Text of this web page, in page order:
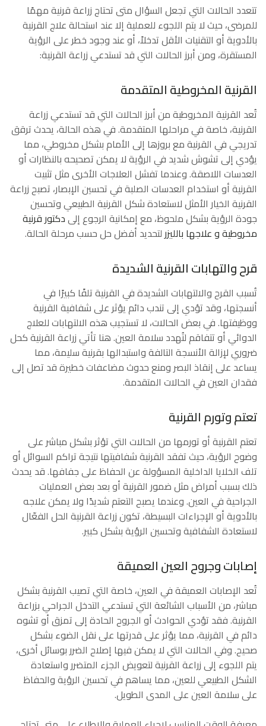
تتعدد الحالات التي تجعل السؤال متى تحتاج زراعة قرنية مهمًا
للمرضى، حيث لا يتم اللجوء للعملية إلا عند استحالة علاج القرنية
بالأدوية أو التقنيات الأقل تدخلاً، أو عند وجود خطر على الرؤية
المستقرة، ومن أبرز الحالات التي قد تستدعي زراعة القرنية:
القرنية المخروطية المتقدمة
تُعد القرنية المخروطية من أبرز الحالات التي قد تستدعي زراعة
القرنية، خاصة في مراحلها المتقدمة. في هذه الحالة، يحدث ترقق
تدريجي في القرنية مع بروزها إلى الأمام بشكل مخروطي، مما
يؤدي إلى تشوش شديد في الرؤية لا يمكن تصحيحه بالنظارات أو
العدسات اللاصقة. وعندما تفشل العلاجات الأخرى مثل تثبيت
القرنية أو استخدام العدسات الصلبة في تحسين الإبصار، تصبح زراعة
القرنية الخيار الأمثل لاستعادة شكل القرنية الطبيعي وتحسين
جودة الرؤية بشكل ملحوظ، مع إمكانية الرجوع إلىدكتور قرنية
مخروطية و علاجها بالليزر لتحديد أفضل حل حسب مرحلة الحالة.
قرح والتهابات القرنية الشديدة
تُسبب القرح والالتهابات الشديدة في القرنية تلفًا كبيرًا في
أنسجتها، وقد تؤدي إلى تندب دائم يؤثر على شفافية القرنية
ووظيفتها. في بعض الحالات، لا تستجيب هذه الالتهابات للعلاج
الدوائي أو تتفاقم لتُهدد سلامة العين. هنا تأتي زراعة القرنية كحل
ضروري لإزالة الأنسجة التالفة واستبدالها بقرنية سليمة، مما
يساعد على إنقاذ البصر ومنع حدوث مضاعفات خطيرة قد تصل إلى
فقدان العين في الحالات المتقدمة.
تعتم وتورم القرنية
تعتم القرنية أو تورمها من الحالات التي تؤثر بشكل مباشر على
وضوح الرؤية، حيث تفقد القرنية شفافيتها نتيجة تراكم السوائل أو
تلف الخلايا الداخلية المسؤولة عن الحفاظ على جفافها. قد يحدث
ذلك بسبب أمراض مثل ضمور القرنية أو بعد بعض العمليات
الجراحية في العين. وعندما يصبح التعتم شديدًا ولا يمكن علاجه
بالأدوية أو الإجراءات البسيطة، تكون زراعة القرنية الحل الفعّال
لاستعادة الشفافية وتحسين الرؤية بشكل كبير.
إصابات وجروح العين العميقة
تُعد الإصابات العميقة في العين، خاصة التي تصيب القرنية بشكل
مباشر، من الأسباب الشائعة التي تستدعي التدخل الجراحي بزراعة
القرنية. فقد تؤدي الحوادث أو الجروح الحادة إلى تمزق أو تشوه
دائم في القرنية، مما يؤثر على قدرتها على نقل الضوء بشكل
صحيح. وفي الحالات التي لا يمكن فيها إصلاح الضرر بوسائل أخرى،
يتم اللجوء إلى زراعة القرنية لتعويض الجزء المتضرر واستعادة
الشكل الطبيعي للعين، مما يساهم في تحسين الرؤية والحفاظ
على سلامة العين على المدى الطويل.